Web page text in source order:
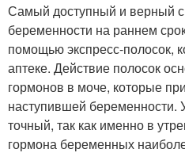
Самый доступный и верный
беременности на раннем
помощью экспресс-полосок,
аптеке. Действие полосок
гормонов в моче, которые
наступившей беременности.
точный, так как именно в
гормона беременных